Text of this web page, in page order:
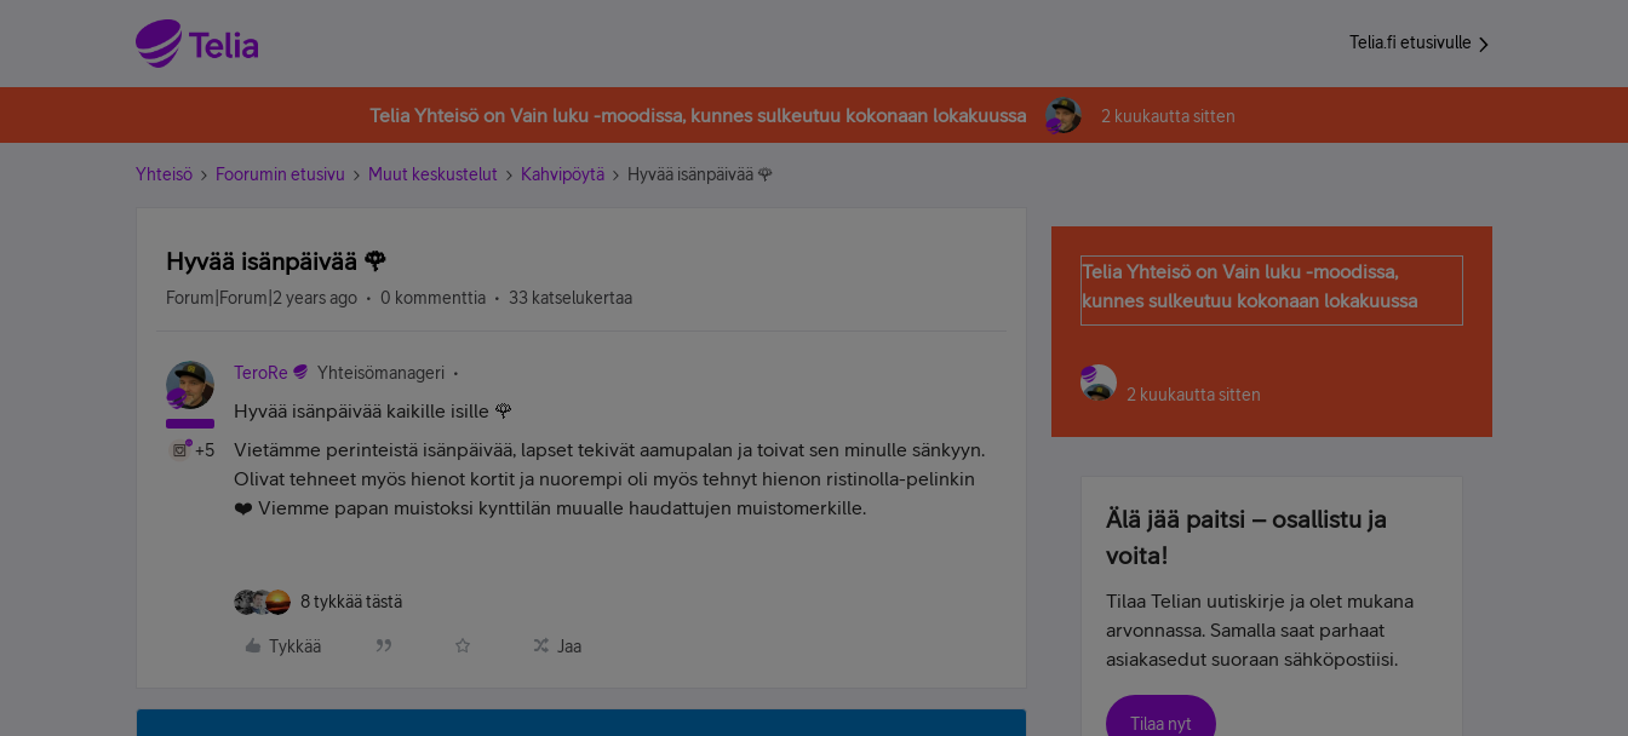
Telia.fi etusivulle
Telia Yhteisö on Vain luku -moodissa, kunnes sulkeutuu kokonaan lokakuussa 2 kuukautta sitten
Yhteisö Foorumin etusivu Muut keskustelut Kahvipöytä Hyvää isänpäivää 🌹
Hyvää isänpäivää 🌹
Forum|Forum|2 years ago 0 kommenttia 33 katselukertaa
+5
TeroRe Yhteisömanageri
Hyvää isänpäivää kaikille isille 🌹
Vietämme perinteistä isänpäivää, lapset tekivät aamupalan ja toivat sen minulle sänkyyn.
Olivat tehneet myös hienot kortit ja nuorempi oli myös tehnyt hienon ristinolla-pelinkin
❤️ Viemme papan muistoksi kynttilän muualle haudattujen muistomerkille.
8 tykkää tästä
Tykkää Jaa
Telia Yhteisö on Vain luku -moodissa,
kunnes sulkeutuu kokonaan lokakuussa
2 kuukautta sitten
Älä jää paitsi – osallistu ja
voita!
Tilaa Telian uutiskirje ja olet mukana
arvonnassa. Samalla saat parhaat
asiakasedut suoraan sähköpostiisi.
Tilaa nyt